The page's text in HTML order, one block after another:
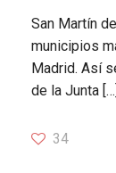
San Martín
municipios
Madrid. Así
de la Junta[…]
34